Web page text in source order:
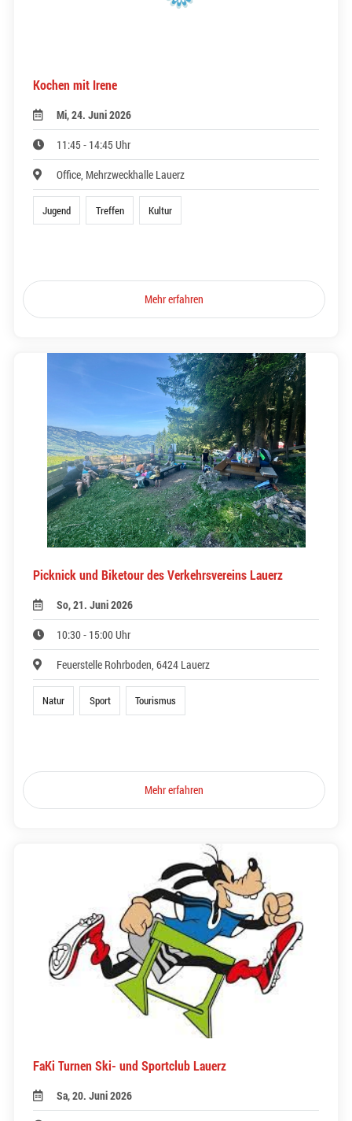
Kochen mit Irene
Mi, 24. Juni 2026
11:45 - 14:45 Uhr
Office, Mehrzweckhalle Lauerz
Jugend Treffen Kultur
Mehr erfahren
Picknick und Biketour des Verkehrsvereins Lauerz
So, 21. Juni 2026
10:30 - 15:00 Uhr
Feuerstelle Rohrboden, 6424 Lauerz
Natur Sport Tourismus
Mehr erfahren
FaKi Turnen Ski- und Sportclub Lauerz
Sa, 20. Juni 2026